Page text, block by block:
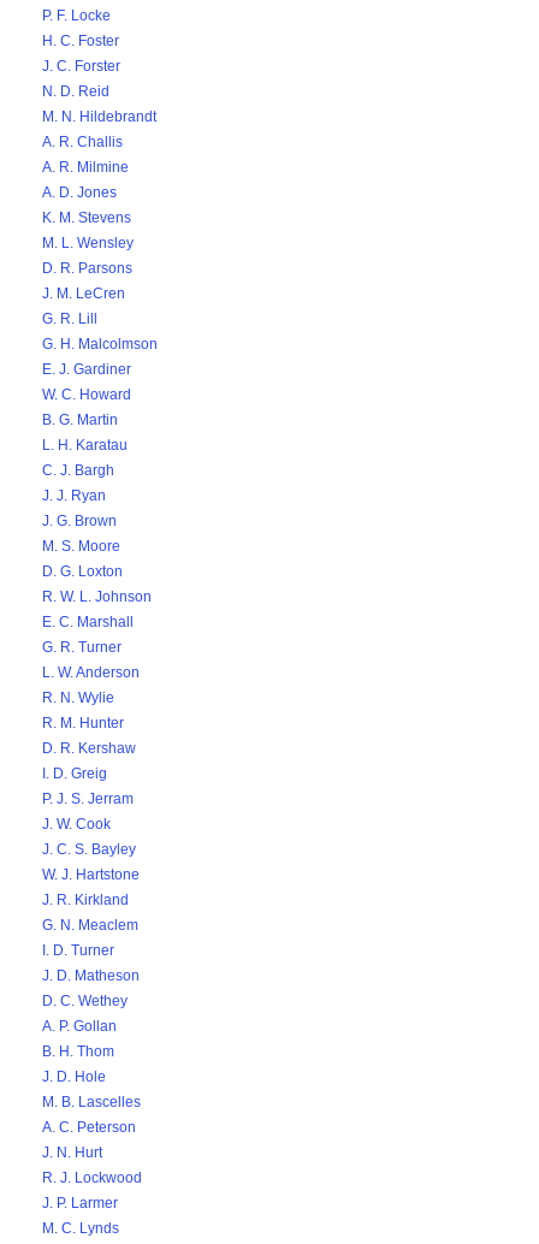
P. F. Locke
H. C. Foster
J. C. Forster
N. D. Reid
M. N. Hildebrandt
A. R. Challis
A. R. Milmine
A. D. Jones
K. M. Stevens
M. L. Wensley
D. R. Parsons
J. M. LeCren
G. R. Lill
G. H. Malcolmson
E. J. Gardiner
W. C. Howard
B. G. Martin
L. H. Karatau
C. J. Bargh
J. J. Ryan
J. G. Brown
M. S. Moore
D. G. Loxton
R. W. L. Johnson
E. C. Marshall
G. R. Turner
L. W. Anderson
R. N. Wylie
R. M. Hunter
D. R. Kershaw
I. D. Greig
P. J. S. Jerram
J. W. Cook
J. C. S. Bayley
W. J. Hartstone
J. R. Kirkland
G. N. Meaclem
I. D. Turner
J. D. Matheson
D. C. Wethey
A. P. Gollan
B. H. Thom
J. D. Hole
M. B. Lascelles
A. C. Peterson
J. N. Hurt
R. J. Lockwood
J. P. Larmer
M. C. Lynds